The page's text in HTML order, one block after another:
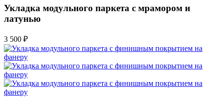
Укладка модульного паркета с мрамором и
латунью
3 500 ₽